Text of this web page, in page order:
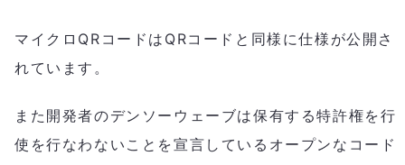
マイクロQRコードはQRコードと同様に仕様が公開さ
れています。
また開発者のデンソーウェーブは保有する特許権を行
使を行なわないことを宣言しているオープンなコード